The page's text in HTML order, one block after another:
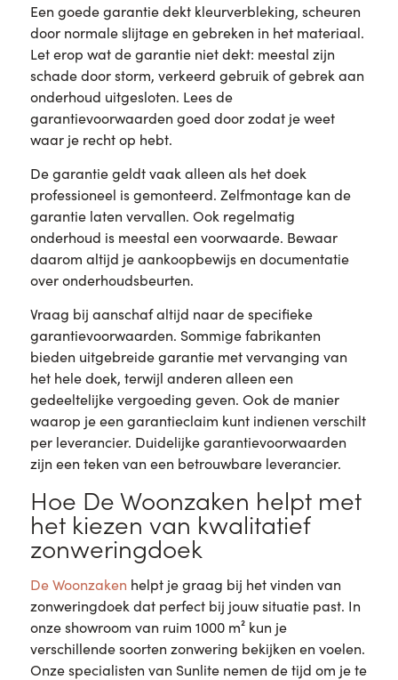
Een goede garantie dekt kleurverbleking, scheuren
door normale slijtage en gebreken in het materiaal.
Let erop wat de garantie niet dekt: meestal zijn
schade door storm, verkeerd gebruik of gebrek aan
onderhoud uitgesloten. Lees de
garantievoorwaarden goed door zodat je weet
waar je recht op hebt.
De garantie geldt vaak alleen als het doek
professioneel is gemonteerd. Zelfmontage kan de
garantie laten vervallen. Ook regelmatig
onderhoud is meestal een voorwaarde. Bewaar
daarom altijd je aankoopbewijs en documentatie
over onderhoudsbeurten.
Vraag bij aanschaf altijd naar de specifieke
garantievoorwaarden. Sommige fabrikanten
bieden uitgebreide garantie met vervanging van
het hele doek, terwijl anderen alleen een
gedeeltelijke vergoeding geven. Ook de manier
waarop je een garantieclaim kunt indienen verschilt
per leverancier. Duidelijke garantievoorwaarden
zijn een teken van een betrouwbare leverancier.
Hoe De Woonzaken helpt met
het kiezen van kwalitatief
zonweringdoek
De Woonzaken helpt je graag bij het vinden van
zonweringdoek dat perfect bij jouw situatie past. In
onze showroom van ruim 1000 m² kun je
verschillende soorten zonwering bekijken en voelen.
Onze specialisten van Sunlite nemen de tijd om je te